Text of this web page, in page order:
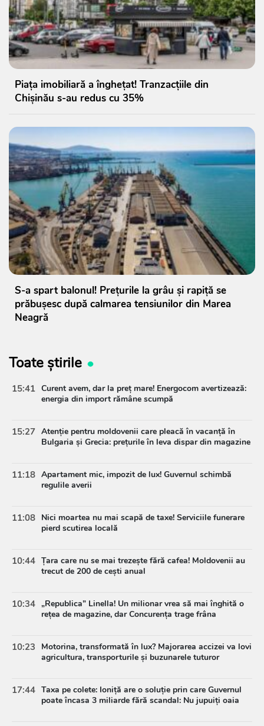
Piața imobiliară a înghețat! Tranzacțiile din
Chișinău s-au redus cu 35%
S-a spart balonul! Prețurile la grâu și rapiță se
prăbușesc după calmarea tensiunilor din Marea
Neagră
Toate știrile
15:41 Curent avem, dar la preț mare! Energocom avertizează:
energia din import rămâne scumpă
15:27 Atenție pentru moldovenii care pleacă în vacanță în
Bulgaria și Grecia: prețurile în leva dispar din magazine
11:18 Apartament mic, impozit de lux! Guvernul schimbă
regulile averii
11:08 Nici moartea nu mai scapă de taxe! Serviciile funerare
pierd scutirea locală
10:44 Țara care nu se mai trezește fără cafea! Moldovenii au
trecut de 200 de cești anual
10:34 „Republica” Linella! Un milionar vrea să mai înghită o
rețea de magazine, dar Concurența trage frâna
10:23
Motorina, transformată în lux? Majorarea accizei va lovi
agricultura, transporturile și buzunarele tuturor
17:44 Taxa pe colete: Ioniță are o soluție prin care Guvernul
poate încasa 3 miliarde fără scandal: Nu jupuiți oaia